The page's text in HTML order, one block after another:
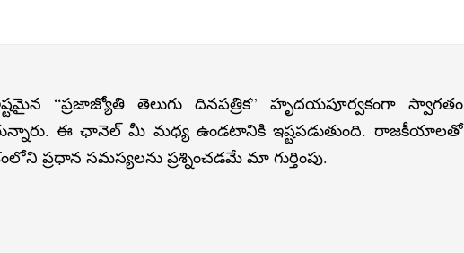
“ప్రజాజ్యోతి తెలుగు దినపత్రిక” హృదయపూర్వకంగా స్వాగతం
ఈ ఛానెల్ మీ మధ్య ఉండటానికి ఇష్టపడుతుంది. రాజకీయాలతో
ప్రధాన సమస్యలను ప్రశ్నించడమే మా గుర్తింపు.